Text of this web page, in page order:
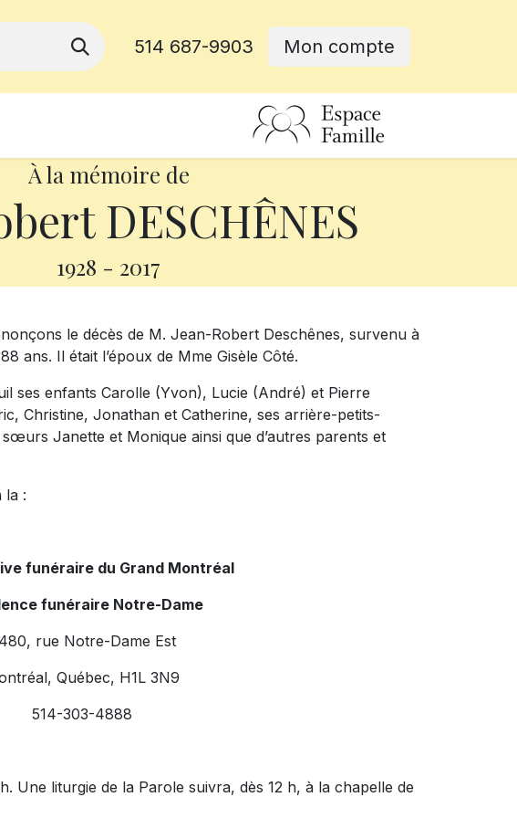
514 687-9903 Mon compte
À la mémoire de
DESCHÊNES
1928 - 2017
le décès de M. Jean-Robert Deschênes, survenu à
ans. Il était l’époux de Mme Gisèle Côté.
ses enfants Carolle (Yvon), Lucie (André) et Pierre
Christine, Jonathan et Catherine, ses arrière-petits-
Janette et Monique ainsi que d’autres parents et
la :
funéraire du Grand Montréal
funéraire Notre-Dame
rue Notre-Dame Est
Québec, H1L 3N9
514-303-4888
Une liturgie de la Parole suivra, dès 12 h, à la chapelle de